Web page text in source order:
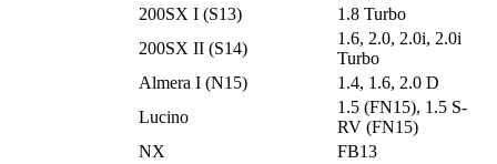
200SX I (S13)
1.8 Turbo
200SX II (S14)
1.6, 2.0, 2.0i, 2.0i
Turbo
Almera I (N15)
1.4, 1.6, 2.0 D
Lucino
1.5 (FN15), 1.5 S-
RV (FN15)
NX
FB13